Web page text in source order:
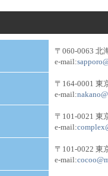
〒060-0063 北
e-mail:
〒164-0001 東
e-mail:
〒101-0021 東
e-mail:
〒101-0022 東
e-mail: